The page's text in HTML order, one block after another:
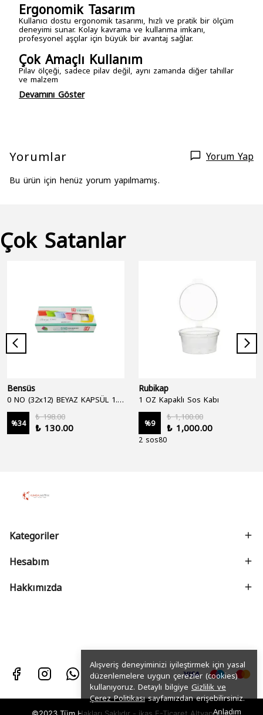
Alışveriş deneyiminizi iyileştirmek için yasal
düzenlemelere uygun çerezler (cookies)
kullanıyoruz. Detaylı bilgiye Gizlilik ve
Çerez Politikasısayfamızdan erişebilirsiniz.
Anladım
Ergonomik Tasarım
Kullanıcı dostu ergonomik tasarımı, hızlı ve pratik bir ölçüm
deneyimi sunar. Kolay kavrama ve kullanma imkanı,
profesyonel aşçılar için büyük bir avantaj sağlar.
Çok Amaçlı Kullanım
Pilav ölçeği, sadece pilav değil, aynı zamanda diğer tahıllar
ve malzem
Devamını Göster
Yorumlar Yorum Yap
Bu ürün için henüz yorum yapılmamış.
Çok Satanlar
Bensüs
%34
₺ 198.00
₺ 130.00
Rubikap
1 OZ Kapaklı Sos Kabı
%9
₺ 1,100.00
₺ 1,000.00
2 sos80
Kategoriler
Hesabım
Hakkımızda